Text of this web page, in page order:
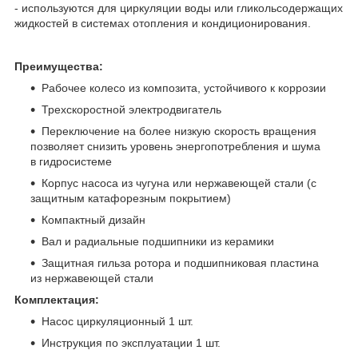
- используются для циркуляции воды или гликольсодержащих
жидкостей в системах отопления и кондиционирования.
Преимущества:
Рабочее колесо из композита, устойчивого к коррозии
Трехскоростной электродвигатель
Переключение на более низкую скорость вращения
позволяет снизить уровень энергопотребления и шума
в гидросистеме
Корпус насоса из чугуна или нержавеющей стали (с
защитным катафорезным покрытием)
Компактный дизайн
Вал и радиальные подшипники из керамики
Защитная гильза ротора и подшипниковая пластина
из нержавеющей стали
Комплектация:
Насос циркуляционный 1 шт.
Инструкция по эксплуатации 1 шт.